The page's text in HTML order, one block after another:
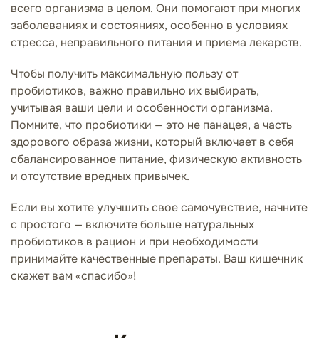
всего организма в целом. Они помогают при многих
заболеваниях и состояниях, особенно в условиях
стресса, неправильного питания и приема лекарств.
Чтобы получить максимальную пользу от
пробиотиков, важно правильно их выбирать,
учитывая ваши цели и особенности организма.
Помните, что пробиотики — это не панацея, а часть
здорового образа жизни, который включает в себя
сбалансированное питание, физическую активность
и отсутствие вредных привычек.
Если вы хотите улучшить свое самочувствие, начните
с простого — включите больше натуральных
пробиотиков в рацион и при необходимости
принимайте качественные препараты. Ваш кишечник
скажет вам «спасибо»!